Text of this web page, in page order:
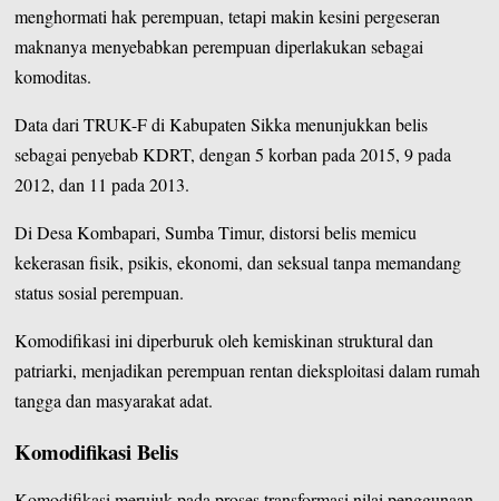
menghormati hak perempuan, tetapi makin kesini pergeseran
maknanya menyebabkan perempuan diperlakukan sebagai
komoditas.
Data dari TRUK-F di Kabupaten Sikka menunjukkan belis
sebagai penyebab KDRT, dengan 5 korban pada 2015, 9 pada
2012, dan 11 pada 2013.
Di Desa Kombapari, Sumba Timur, distorsi belis memicu
kekerasan fisik, psikis, ekonomi, dan seksual tanpa memandang
status sosial perempuan.
Komodifikasi ini diperburuk oleh kemiskinan struktural dan
patriarki, menjadikan perempuan rentan dieksploitasi dalam rumah
tangga dan masyarakat adat.
Komodifikasi Belis